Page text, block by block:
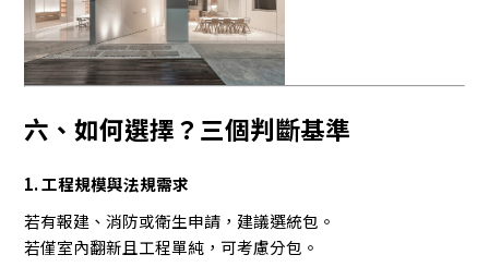
六、如何選擇？三個判斷基準
1. 工程規模與法規需求
若有報建、消防或衛生申請，建議選統包。
若僅室內翻新且工程單純，可考慮分包。